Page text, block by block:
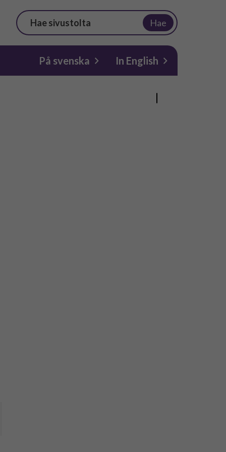
Hae
På svenska In English